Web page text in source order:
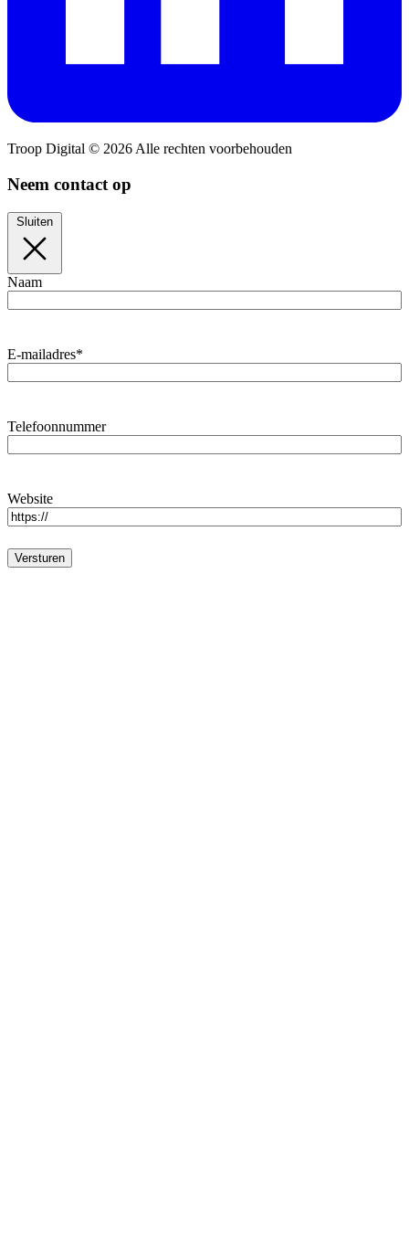
Troop Digital © 2026 Alle rechten voorbehouden
Neem contact op
Sluiten
Naam
E-mailadres*
Telefoonnummer
Website
Versturen